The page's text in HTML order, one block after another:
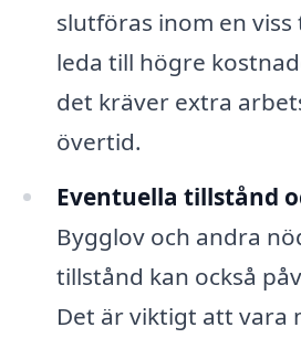
slutföras inom en
leda till högre
det kräver extra
övertid.
Eventuella tillstånd
Bygglov och andra
tillstånd kan också
Det är viktigt att vara